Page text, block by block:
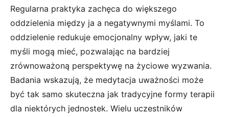
Regularna praktyka zachęca do większego
oddzielenia między ja a negatywnymi myślami. To
oddzielenie redukuje emocjonalny wpływ, jaki te
myśli mogą mieć, pozwalając na bardziej
zrównoważoną perspektywę na życiowe wyzwania.
Badania wskazują, że medytacja uważności może
być tak samo skuteczna jak tradycyjne formy terapii
dla niektórych jednostek. Wielu uczestników